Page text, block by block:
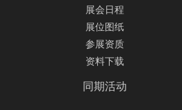
展会日程
展位图纸
参展资质
资料下载
同期活动